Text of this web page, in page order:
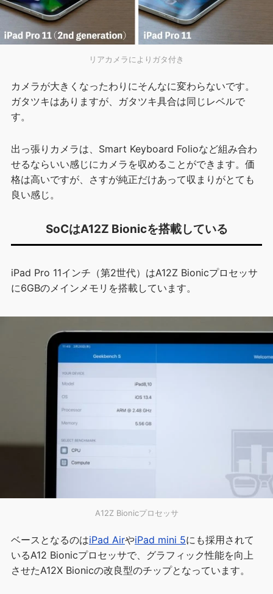
リアカメラによりガタ付き
カメラが大きくなったわりにそんなに変わらないです。
ガタツキはありますが、ガタツキ具合は同じレベルで
す。
出っ張りカメラは、Smart Keyboard Folioなど組み合わ
せるならいい感じにカメラを収めることができます。価
格は高いですが、さすが純正だけあって収まりがとても
良い感じ。
SoCはA12Z Bionicを搭載している
iPad Pro 11インチ（第2世代）はA12Z Bionicプロセッサ
に6GBのメインメモリを搭載しています。
A12Z Bionicプロセッサ
ベースとなるのはiPad AirやiPad mini 5にも採用されて
いるA12 Bionicプロセッサで、グラフィック性能を向上
させたA12X Bionicの改良型のチップとなっています。